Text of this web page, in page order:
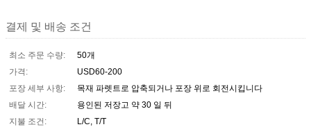
결제 및 배송 조건
최소 주문 수량:
50개
가격:
USD60-200
포장 세부 사항:
목재 파렛트로 압축되거나 포장 위로 회전시킵니다
배달 시간:
용인된 저장고 약 30 일 뒤
지불 조건:
L/C, T/T